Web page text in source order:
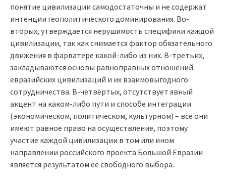
понятие цивилизации самодостаточны и не содержат
интенции геополитического доминирования. Во-
вторых, утверждается нерушимость специфики каждой
цивилизации, так как снимается фактор обязательного
движения в фарватере какой-либо из них. В-третьих,
закладываются основы равноправных отношений
евразийских цивилизаций и их взаимовыгодного
сотрудничества. В-четвёртых, отсутствует явный
акцент на каком-либо пути и способе интеграции
(экономическом, политическом, культурном) – все они
имеют равное право на осуществление, поэтому
участие каждой цивилизации в том или ином
направлении российского проекта Большой Евразии
является результатом её свободного выбора.